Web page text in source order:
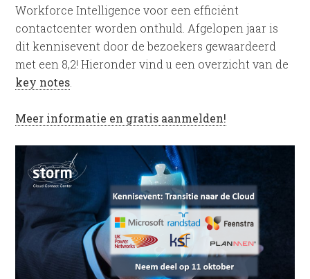
Workforce Intelligence voor een efficiënt
contactcenter worden onthuld. Afgelopen jaar is
dit kennisevent door de bezoekers gewaardeerd
met een 8,2! Hieronder vind u een overzicht van de
key notes
Meer informatie en gratis aanmelden!